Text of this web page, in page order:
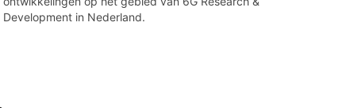
Development in Nederland.